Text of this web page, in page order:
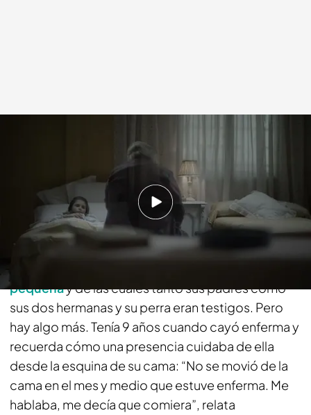
ha contado las inquietantes
pequeñay de las cuales tanto sus padres como
sus dos hermanas y su perra eran testigos. Pero
hay algo más. Tenía 9 años cuando cayó enferma y
recuerda cómo una presencia cuidaba de ella
desde la esquina de su cama: “No se movió de la
cama en el mes y medio que estuve enferma. Me
hablaba, me decía que comiera”, relata